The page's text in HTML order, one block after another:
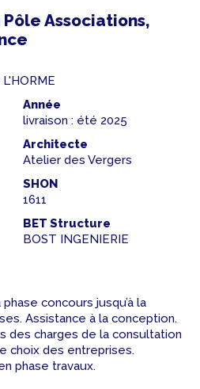
Associations,
Année
livraison : été 2025
Architecte
Atelier des Vergers
SHON
1611
BET Structure
BOST INGENIERIE
concours jusqu’à la
Assistance à la conception.
des charges de la consultation
choix des entreprises.
phase travaux.